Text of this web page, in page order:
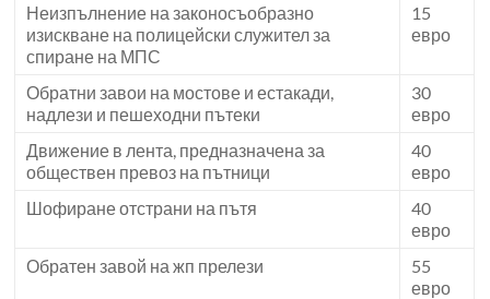
Неизпълнение на законосъобразно
изискване на полицейски служител за
спиране на МПС
15
евро
Обратни завои на мостове и естакади,
надлези и пешеходни пътеки
30
евро
Движение в лента, предназначена за
обществен превоз на пътници
40
евро
Шофиране отстрани на пътя
40
евро
Обратен завой на жп прелези
55
евро